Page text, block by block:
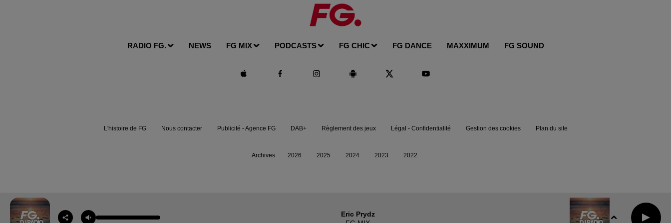
RADIO FG. NEWS FG MIX PODCASTS FG CHIC FG DANCE MAXXIMUM FG SOUND
Eric Prydz
L'histoire de FG Nous contacter Publicité - Agence FG DAB+ Règlement des jeux Légal - Confidentialité Gestion des cookies Plan du site
Archives 2026 2025 2024 2023 2022